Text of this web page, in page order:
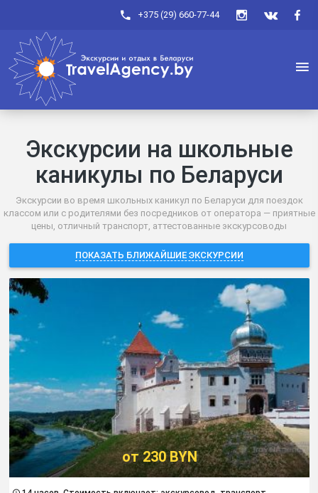
+375 (29) 660-77-44
Экскурсии на школьные
каникулы по Беларуси
Экскурсии во время школьных каникул по Беларуси для поездок
классом или с родителями без посредников от оператора — приятные
цены, отличный транспорт, аттестованные экскурсоводы
ПОКАЗАТЬ БЛИЖАЙШИЕ ЭКСКУРСИИ
от 230 BYN